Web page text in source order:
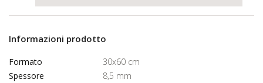
Informazioni prodotto
Formato
30x60 cm
Spessore
8,5 mm